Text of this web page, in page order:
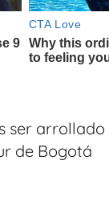
ser arrollado
de Bogotá